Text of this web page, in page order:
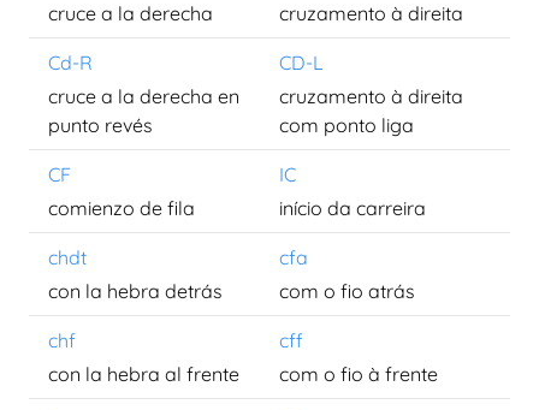
cruce a la derecha
cruzamento à direita
Cd-R
CD-L
cruce a la derecha en
punto revés
cruzamento à direita
com ponto liga
CF
IC
comienzo de fila
início da carreira
chdt
cfa
con la hebra detrás
com o fio atrás
chf
cff
con la hebra al frente
com o fio à frente